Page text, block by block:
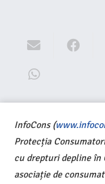
InfoCons (
Protecția
cu drepturi depline în
asociație de